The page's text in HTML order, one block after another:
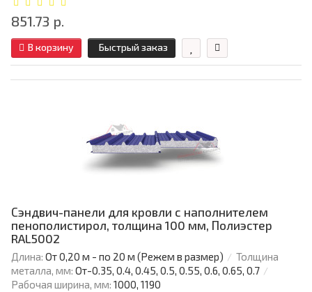
851.73 р.
В корзину Быстрый заказ
Сэндвич-панели для кровли с наполнителем
пенополистирол, толщина 100 мм, Полиэстер
RAL5002
Длина: От 0,20 м - по 20 м (Режем в размер)
Толщина
металла, мм: От-0.35, 0.4, 0.45, 0.5, 0.55, 0.6, 0.65, 0.7
Рабочая ширина, мм: 1000, 1190